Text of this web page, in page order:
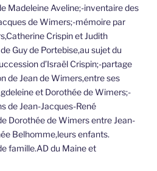
Madeleine Aveline;-inventaire des
de Wimers;-mémoire par
Crispin et Judith
Guy de Portebise,au sujet du
d’Israël Crispin;-partage
de Jean de Wimers,entre ses
et Dorothée de Wimers;-
de Jean-Jacques-René
Dorothée de Wimers entre Jean-
Belhomme,leurs enfants.
famille.AD du Maine et